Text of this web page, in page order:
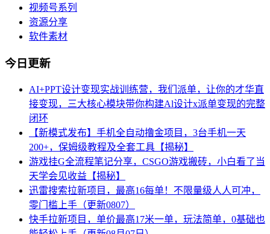
视频号系列
资源分享
软件素材
今日更新
AI+PPT设计变现实战训练营，我们派单，让你的才华直
接变现，三大核心模块带你构建Al设计x派单变现的完整
闭环
【新模式发布】手机全自动撸金项目，3台手机一天
200+，保姆级教程及全套工具【揭秘】
游戏挂G全流程笔记分享，CSGO游戏搬砖，小白看了当
天学会见收益【揭秘】
迅雷搜索拉新项目，最高16每单！不限量级人人可冲，
零门槛上手（更新0807）
快手拉新项目，单价最高17米一单，玩法简单，0基础也